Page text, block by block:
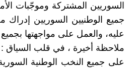
السوريين المشتركة وموجّبات
جميع الوطنيين السوريين
عليه، والعمل على مواجهتها
ملاحظة أخيرة ، في قلب السياق :
على جميع النخب الوطنية